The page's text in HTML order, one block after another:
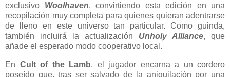
exclusivo Woolhaven, convirtiendo esta edición en una
recopilación muy completa para quienes quieran adentrarse
de lleno en este universo tan particular. Como guinda,
también incluirá la actualización Unholy Alliance, que
añade el esperado modo cooperativo local.
En Cult of the Lamb, el jugador encarna a un cordero
poseído que, tras ser salvado de la aniquilación por una